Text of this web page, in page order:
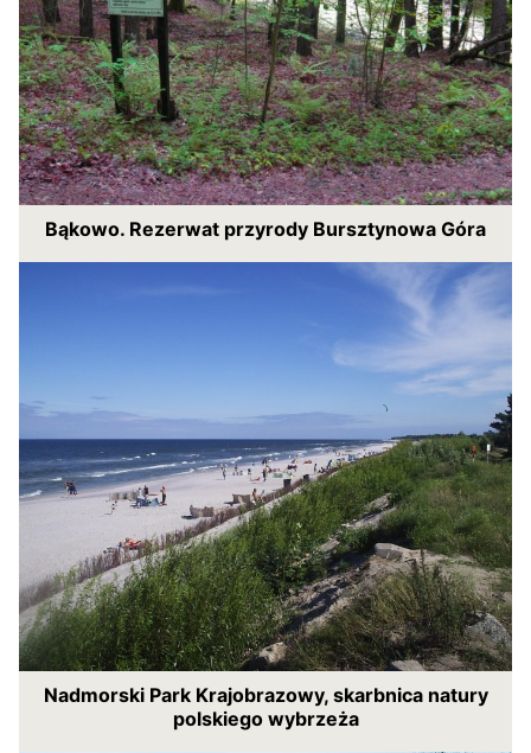
Bąkowo. Rezerwat przyrody Bursztynowa Góra
Nadmorski Park Krajobrazowy, skarbnica natury
polskiego wybrzeża